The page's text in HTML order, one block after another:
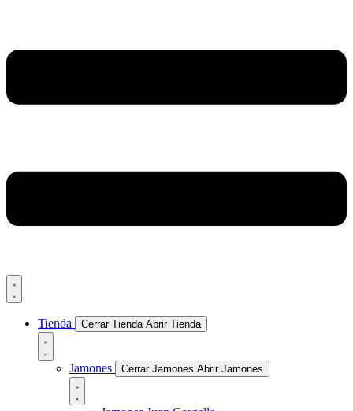
Tienda Cerrar Tienda Abrir Tienda
Jamones Cerrar Jamones Abrir Jamones